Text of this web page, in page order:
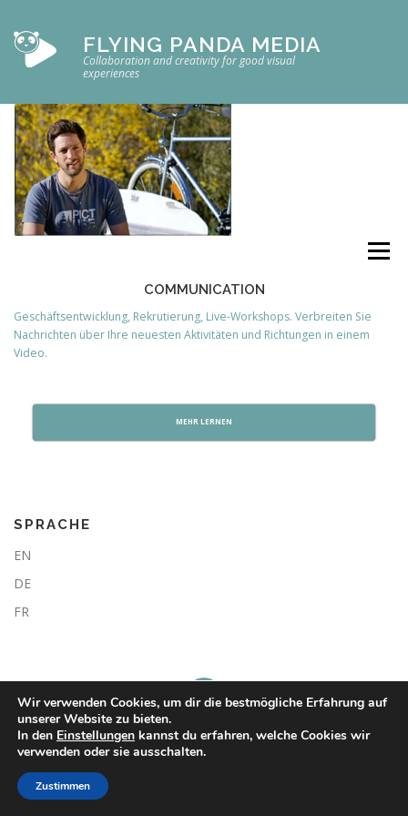
Inhalt
FLYING PANDA MEDIA
Collaboration and creativity for good visual
experiences
Menü
COMMUNICATION
Geschäftsentwicklung, Rekrutierung, Live-Workshops. Verbreiten Sie
Nachrichten über Ihre neuesten Aktivitäten und Richtungen in einem
Video.
MEHR LERNEN
SPRACHE
EN
DE
FR
Copyright © 2026 Flying Panda Media
Wir verwenden Cookies, um dir die bestmögliche Erfahrung auf
unserer Website zu bieten.
In den Einstellungen kannst du erfahren, welche Cookies wir
verwenden oder sie ausschalten.
Zustimmen